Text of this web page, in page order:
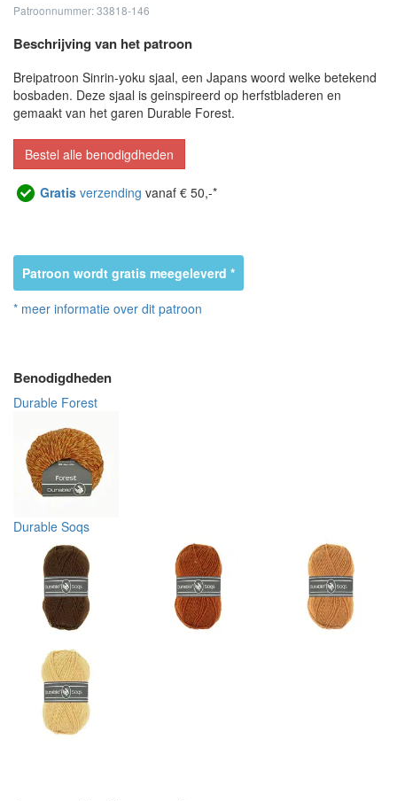
Patroonnummer: 33818-146
Beschrijving van het patroon
Breipatroon Sinrin-yoku sjaal, een Japans woord welke betekend
bosbaden. Deze sjaal is geinspireerd op herfstbladeren en
gemaakt van het garen Durable Forest.
Bestel alle benodigdheden
Gratis verzending vanaf € 50,-*
Patroon wordt gratis meegeleverd *
* meer informatie over dit patroon
Benodigdheden
Durable Forest
Durable Soqs